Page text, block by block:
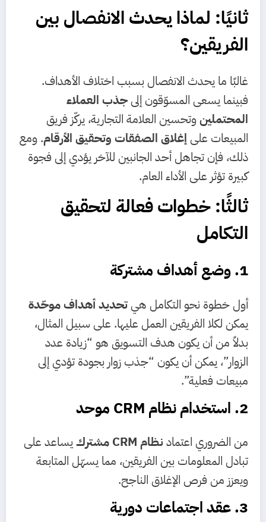
ثانيًا: لماذا يحدث الانفصال بين
الفريقين؟
غالبًا ما يحدث الانفصال بسبب اختلاف الأهداف.
فبينما يسعى المسوّقون إلىجذب العملاء
المحتملينوتحسين العلامة التجارية، يركّز فريق
المبيعات على إغلاق الصفقات وتحقيق الأرقام. ومع
ذلك، فإن تجاهل أحد الجانبين للآخر يؤدي إلى فجوة
كبيرة تؤثر على الأداء العام.
ثالثًا: خطوات فعالة لتحقيق
التكامل
1. وضع أهداف مشتركة
أول خطوة نحو التكامل هيتحديد أهداف موحّدة
يمكن لكلا الفريقين العمل عليها. على سبيل المثال،
بدلاً من أن يكون هدف التسويق هو “زيادة عدد
الزوار”، يمكن أن يكون “جذب زوار بجودة تؤدي إلى
مبيعات فعلية”.
2. استخدام نظام CRM موحد
من الضروري اعتمادنظام CRM مشترك
يساعد على
تبادل المعلومات بين الفريقين، مما يسهّل المتابعة
ويعزز من فرص الإغلاق الناجح.
3. عقد اجتماعات دورية